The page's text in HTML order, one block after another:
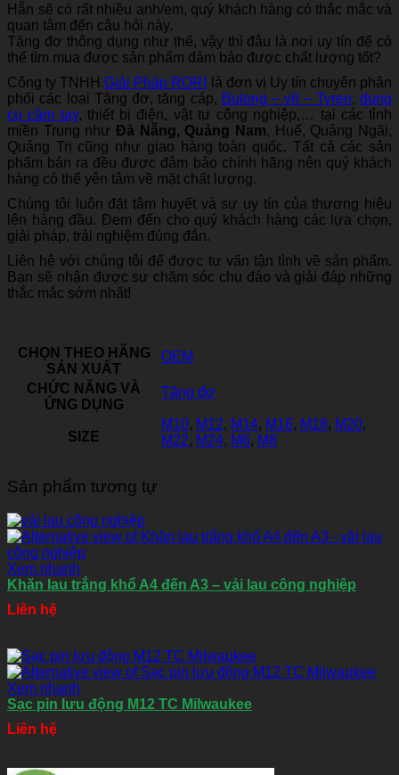
Hẵn sẽ có rất nhiều anh/em, quý khách hàng có thắc mắc và
quan tâm đến câu hỏi này.
Tăng đơ thông dụng như thế, vậy thì đâu là nơi uy tín để có
thể tìm mua được sản phẩm đảm bảo được chất lượng tốt?
Công ty TNHHGiải Pháp RORI
là đơn vị Uy tín chuyên phân
phối các loại Tăng đơ, tăng cáp, Bulong – vít – Tyren, dụng
cụ cầm tay, thiết bị điện, vật tư công nghiệp,… tại các tỉnh
miền Trung như Đà Nẵng, Quảng Nam, Huế, Quảng Ngãi,
Quảng Trị cũng như giao hàng toàn quốc. Tất cả các sản
phẩm bán ra đều được đảm bảo chính hãng nên quý khách
hàng có thể yên tâm về mặt chất lượng.
Chúng tôi luôn đặt tâm huyết và sự uy tín của thương hiệu
lên hàng đầu. Đem đến cho quý khách hàng các lựa chọn,
giải pháp, trải nghiệm đúng đắn.
Liên hệ với chúng tôi để được tư vấn tận tình về sản phẩm.
Bạn sẽ nhận được sự chăm sóc chu đáo và giải đáp những
thắc mắc sớm nhất!
CHỌN THEO HÃNG
SẢN XUẤT
OEM
CHỨC NĂNG VÀ
ỨNG DỤNG
Tăng đơ
SIZE
M10, M12, M14, M16, M18, M20,
M22, M24, M6, M8
Sản phẩm tương tự
Xem nhanh
Khăn lau trắng khổ A4 đến A3 – vải lau công nghiệp
Liên hệ
Xem nhanh
Sạc pin lưu động M12 TC Milwaukee
Liên hệ